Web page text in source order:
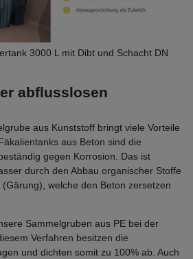
3000 L mit Dibt und Schacht DN
abflusslosen
aus Kunststoff bringt viele Vorteile
aus Beton sind die
gegen Korrosion. Das ist
durch den Abbau organischer Stoffe
welche den Beton zersetzen
Sammelgruben aus PE bei der
Verfahren besitzen die
und dichten somit zu 100% ab. Auch